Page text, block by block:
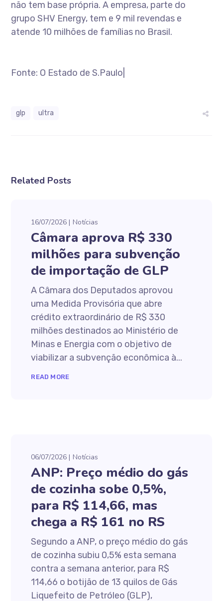
não tem base própria. A empresa, parte do
grupo SHV Energy, tem e 9 mil revendas e
atende 10 milhões de famílias no Brasil.
Fonte: O Estado de S.Paulo|
glp ultra
Related Posts
16/07/2026 Notícias
Câmara aprova R$ 330
milhões para subvenção
de importação de GLP
A Câmara dos Deputados aprovou
uma Medida Provisória que abre
crédito extraordinário de R$ 330
milhões destinados ao Ministério de
Minas e Energia com o objetivo de
viabilizar a subvenção econômica à...
READ MORE
06/07/2026 Notícias
ANP: Preço médio do gás
de cozinha sobe 0,5%,
para R$ 114,66, mas
chega a R$ 161 no RS
Segundo a ANP, o preço médio do gás
de cozinha subiu 0,5% esta semana
contra a semana anterior, para R$
114,66 o botijão de 13 quilos de Gás
Liquefeito de Petróleo (GLP),